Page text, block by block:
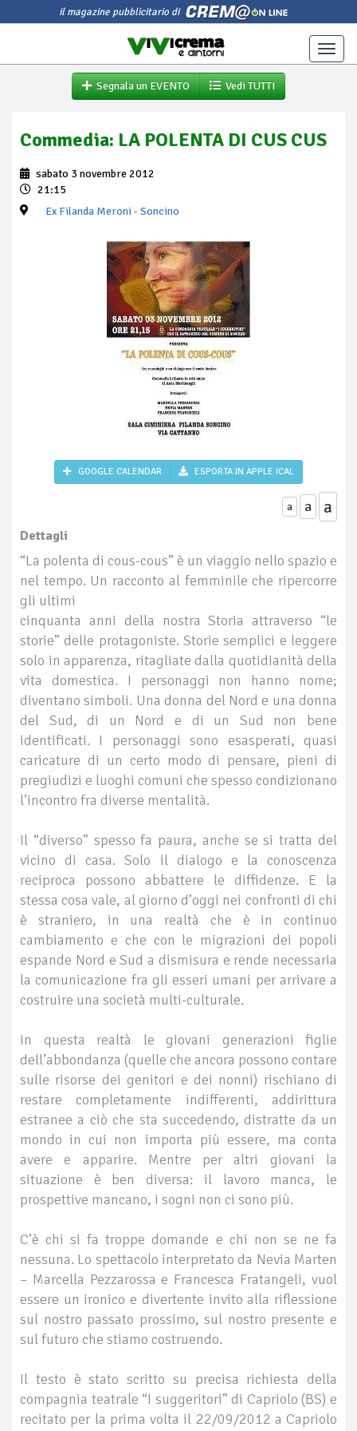
il magazine pubblicitario di
Toggle
Segnala un EVENTO
Vedi TUTTI
Commedia: LA POLENTA DI CUS CUS
sabato 3 novembre 2012
21:15
Ex Filanda Meroni - Soncino
GOOGLE CALENDAR ESPORTA IN APPLE ICAL
a a a
Dettagli
“La polenta di cous-cous” è un viaggio nello spazio e
nel tempo. Un racconto al femminile che ripercorre
gli ultimi
cinquanta anni della nostra Storia attraverso “le
storie” delle protagoniste. Storie semplici e leggere
solo in apparenza, ritagliate dalla quotidianità della
vita domestica. I personaggi non hanno nome;
diventano simboli. Una donna del Nord e una donna
del Sud, di un Nord e di un Sud non bene
identificati. I personaggi sono esasperati, quasi
caricature di un certo modo di pensare, pieni di
pregiudizi e luoghi comuni che spesso condizionano
l’incontro fra diverse mentalità.
Il “diverso” spesso fa paura, anche se si tratta del
vicino di casa. Solo il dialogo e la conoscenza
reciproca possono abbattere le diffidenze. E la
stessa cosa vale, al giorno d’oggi nei confronti di chi
è straniero, in una realtà che è in continuo
cambiamento e che con le migrazioni dei popoli
espande Nord e Sud a dismisura e rende necessaria
la comunicazione fra gli esseri umani per arrivare a
costruire una società multi-culturale.
In questa realtà le giovani generazioni figlie
dell’abbondanza (quelle che ancora possono contare
sulle risorse dei genitori e dei nonni) rischiano di
restare completamente indifferenti, addirittura
estranee a ciò che sta succedendo, distratte da un
mondo in cui non importa più essere, ma conta
avere e apparire. Mentre per altri giovani la
situazione è ben diversa: il lavoro manca, le
prospettive mancano, i sogni non ci sono più.
C’è chi si fa troppe domande e chi non se ne fa
nessuna. Lo spettacolo interpretato da Nevia Marten
– Marcella Pezzarossa e Francesca Fratangeli, vuol
essere un ironico e divertente invito alla riflessione
sul nostro passato prossimo, sul nostro presente e
sul futuro che stiamo costruendo.
Il testo è stato scritto su precisa richiesta della
compagnia teatrale “I suggeritori” di Capriolo (BS) e
recitato per la prima volta il 22/09/2012 a Capriolo